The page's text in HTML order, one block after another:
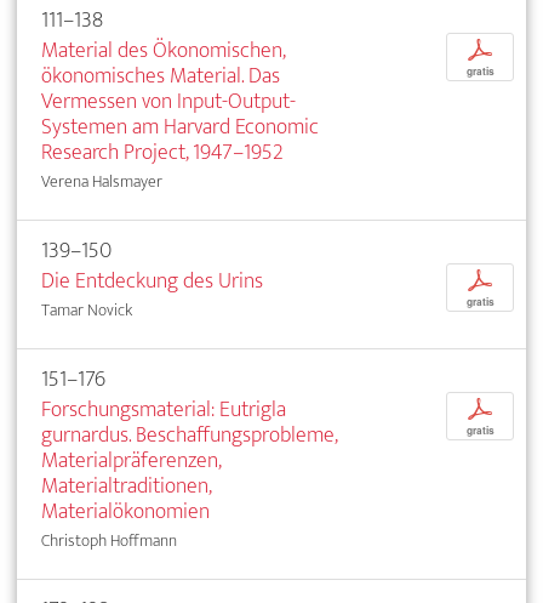
111–138
Material des Ökonomischen,
ökonomisches Material. Das
Vermessen von Input-Output-
Systemen am Harvard Economic
Research Project, 1947–1952
Verena Halsmayer
p
gratis
139–150
Die Entdeckung des Urins
Tamar Novick
p
gratis
151–176
Forschungsmaterial: Eutrigla
gurnardus. Beschaffungsprobleme,
Materialpräferenzen,
Materialtraditionen,
Materialökonomien
Christoph Hoffmann
p
gratis